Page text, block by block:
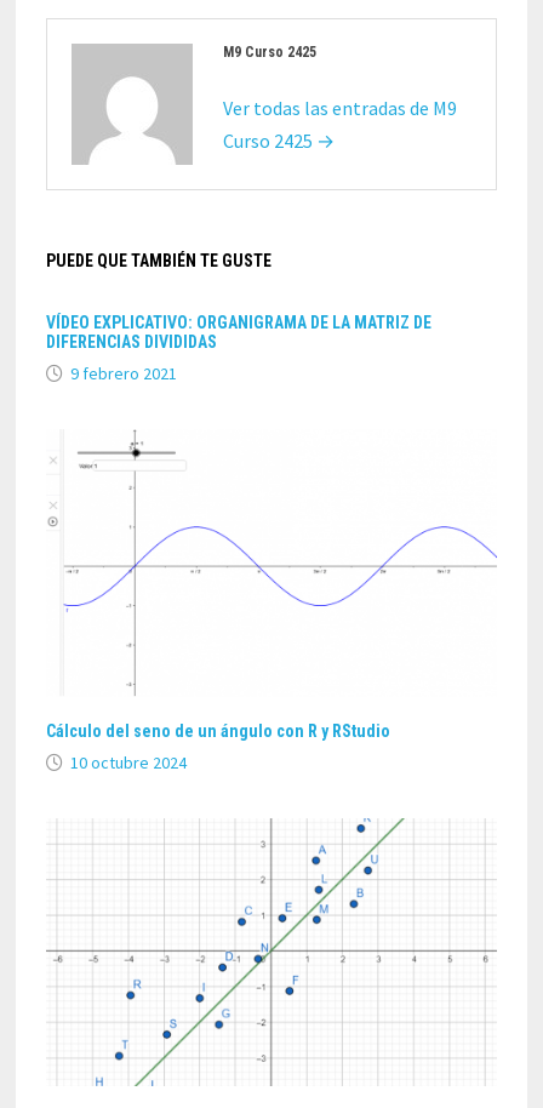
M9 Curso 2425
Ver todas las entradas de M9
Curso 2425 →
PUEDE QUE TAMBIÉN TE GUSTE
VÍDEO EXPLICATIVO: ORGANIGRAMA DE LA MATRIZ DE
DIFERENCIAS DIVIDIDAS
9 febrero 2021
Cálculo del seno de un ángulo con R y RStudio
10 octubre 2024